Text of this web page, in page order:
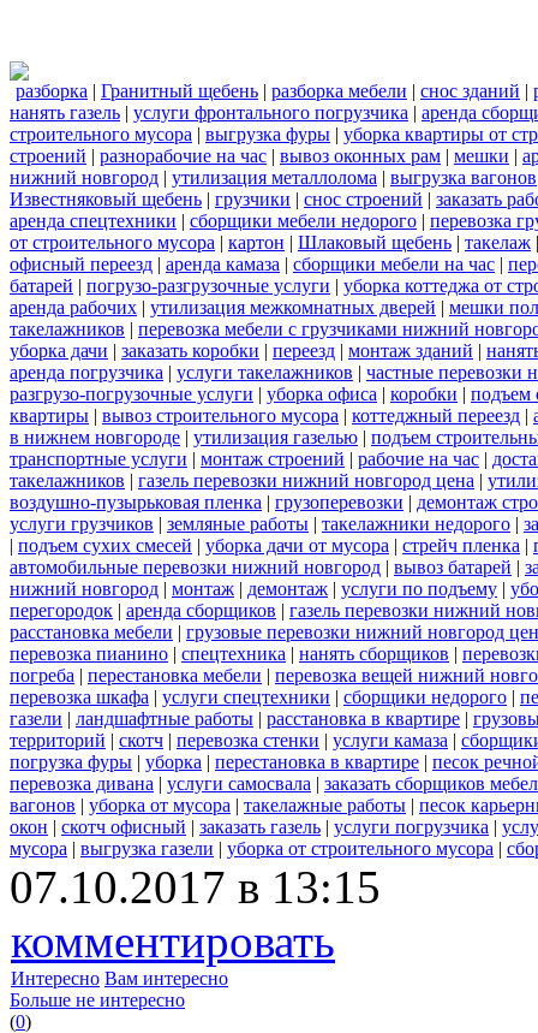
разборка | Гранитный щебень | разборка мебели | снос зданий |
нанять газель | услуги фронтального погрузчика | аренда
строительного мусора | выгрузка фуры | уборка квартиры от
строений | разнорабочие на час | вывоз оконных рам | мешки |
нижний новгород | утилизация металлолома | выгрузка вагонов
Известняковый щебень | грузчики | снос строений | заказать
аренда спецтехники | сборщики мебели недорого | перевозка
от строительного мусора | картон | Шлаковый щебень | такелаж
офисный переезд | аренда камаза | сборщики мебели на час |
батарей | погрузо-разгрузочные услуги | уборка коттеджа от
аренда рабочих | утилизация межкомнатных дверей | мешки
такелажников | перевозка мебели с грузчиками нижний
уборка дачи | заказать коробки | переезд | монтаж зданий |
аренда погрузчика | услуги такелажников | частные перевозки
разгрузо-погрузочные услуги | уборка офиса | коробки | подъем
квартиры | вывоз строительного мусора | коттеджный переезд |
в нижнем новгороде | утилизация газелью | подъем
транспортные услуги | монтаж строений | рабочие на час |
такелажников | газель перевозки нижний новгород цена |
воздушно-пузырьковая пленка | грузоперевозки | демонтаж
услуги грузчиков | земляные работы | такелажники недорого |
| подъем сухих смесей | уборка дачи от мусора | стрейч пленка |
автомобильные перевозки нижний новгород | вывоз батарей |
нижний новгород | монтаж | демонтаж | услуги по подъему |
перегородок | аренда сборщиков | газель перевозки нижний
расстановка мебели | грузовые перевозки нижний новгород
перевозка пианино | спецтехника | нанять сборщиков |
погреба | перестановка мебели | перевозка вещей нижний
перевозка шкафа | услуги спецтехники | сборщики недорого |
газели | ландшафтные работы | расстановка в квартире |
территорий | скотч | перевозка стенки | услуги камаза |
погрузка фуры | уборка | перестановка в квартире | песок
перевозка дивана | услуги самосвала | заказать сборщиков
вагонов | уборка от мусора | такелажные работы | песок
окон | скотч офисный | заказать газель | услуги погрузчика |
мусора | выгрузка газели | уборка от строительного мусора |
07.10.2017 в 13:15
комментировать
Интересно Вам интересно
Больше не интересно
(0)